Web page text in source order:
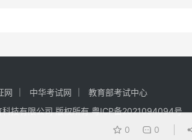
0 0
网 中华考试网
教育部考试中心
技有限公司 版权所有粤ICP备2021094094号